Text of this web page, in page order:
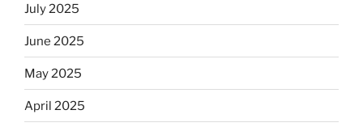
July 2025
June 2025
May 2025
April 2025